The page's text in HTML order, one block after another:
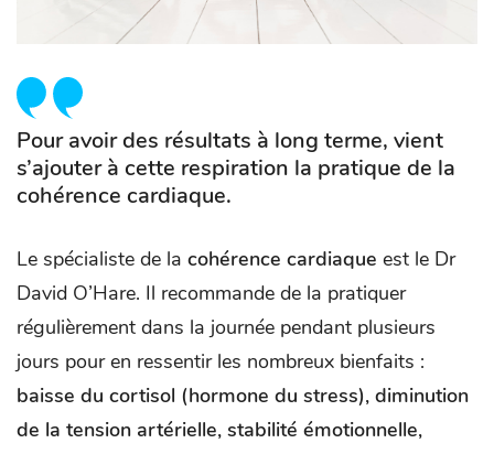
Pour avoir des résultats à long terme, vient
s’ajouter à cette respiration la pratique de la
cohérence cardiaque.
Le spécialiste de la cohérence cardiaque est le Dr
David O’Hare. Il recommande de la pratiquer
régulièrement dans la journée pendant plusieurs
jours pour en ressentir les nombreux bienfaits :
baisse du cortisol (hormone du stress), diminution
de la tension artérielle, stabilité émotionnelle,